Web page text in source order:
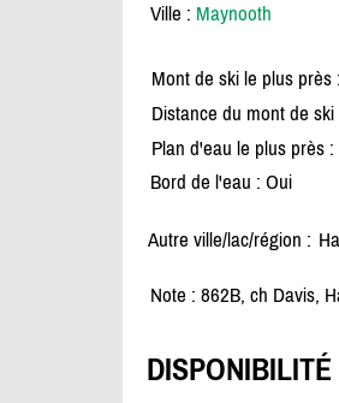
Ville : Maynooth
Mont de ski le plus près :
Distance du mont de ski
Plan d'eau le plus près :
Bord de l'eau : Oui
Autre ville/lac/région :
Note : 862B, ch Davis,
DISPONIBILITÉ